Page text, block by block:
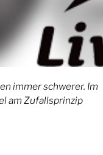
immer schwerer. Im
am Zufallsprinzip